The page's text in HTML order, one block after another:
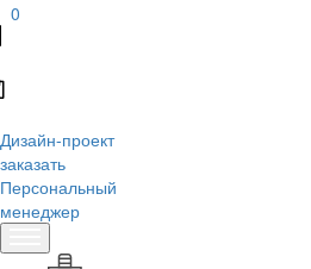
0
Дизайн-проект
заказать
Персональный
менеджер